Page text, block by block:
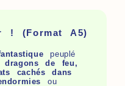
! (Format A5)
peuplé
dragons de feu,
cachés dans
ou